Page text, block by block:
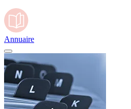
Annuaire